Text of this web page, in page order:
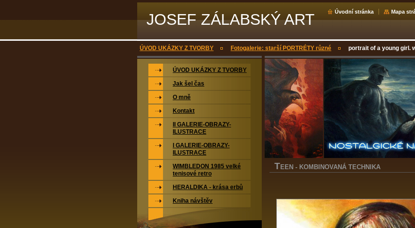
JOSEF ZÁLABSKÝ ART Úvodní stránka Mapa
ÚVOD UKÁZKY Z TVORBY Fotogalerie: starší PORTRÉTY různé portrait of a young girl.
TEEN - KOMBINOVANÁ TECHNIKA
ÚVOD UKÁZKY Z TVORBY
Jak šel čas
O mně
Kontakt
II GALERIE-OBRAZY-
ILUSTRACE
I GALERIE-OBRAZY-
ILUSTRACE
WIMBLEDON 1985 velké
tenisové retro
HERALDIKA - krása erbů
Kniha návštěv